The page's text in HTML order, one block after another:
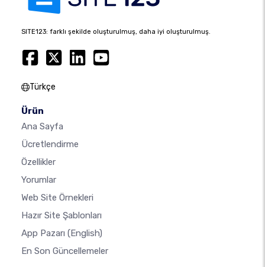
SITE123: farklı şekilde oluşturulmuş, daha iyi oluşturulmuş.
Türkçe
Ürün
Ana Sayfa
Ücretlendirme
Özellikler
Yorumlar
Web Site Örnekleri
Hazır Site Şablonları
App Pazarı (English)
En Son Güncellemeler